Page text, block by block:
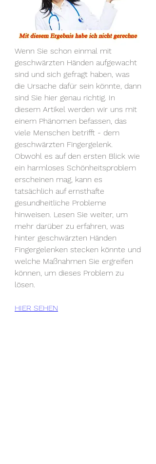
Wenn Sie schon einmal mit
geschwärzten Händen aufgewacht
sind und sich gefragt haben, was
die Ursache dafür sein könnte, dann
sind Sie hier genau richtig. In
diesem Artikel werden wir uns mit
einem Phänomen befassen, das
viele Menschen betrifft - dem
geschwärzten Fingergelenk.
Obwohl es auf den ersten Blick wie
ein harmloses Schönheitsproblem
erscheinen mag, kann es
tatsächlich auf ernsthafte
gesundheitliche Probleme
hinweisen. Lesen Sie weiter, um
mehr darüber zu erfahren, was
hinter geschwärzten Händen
Fingergelenken stecken könnte und
welche Maßnahmen Sie ergreifen
können, um dieses Problem zu
lösen.
HIER SEHEN